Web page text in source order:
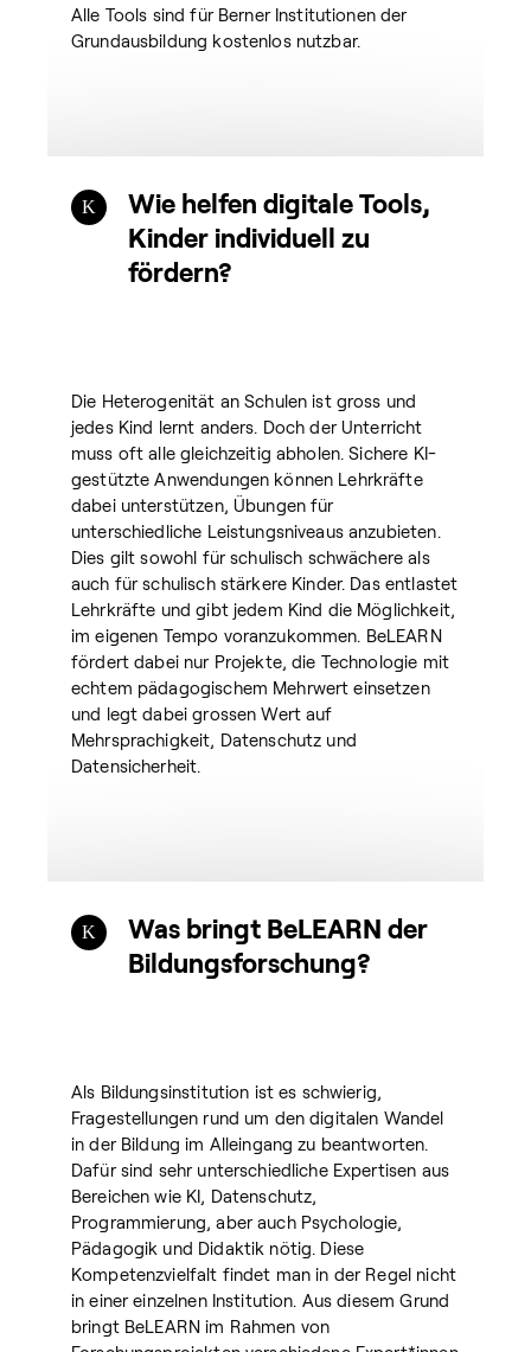
Alle Tools sind für Berner Institutionen der
Grundausbildung kostenlos nutzbar.
Wie helfen digitale Tools,
Kinder individuell zu
fördern?
Die Heterogenität an Schulen ist gross und
jedes Kind lernt anders. Doch der Unterricht
muss oft alle gleichzeitig abholen. Sichere KI-
gestützte Anwendungen können Lehrkräfte
dabei unterstützen, Übungen für
unterschiedliche Leistungsniveaus anzubieten.
Dies gilt sowohl für schulisch schwächere als
auch für schulisch stärkere Kinder. Das entlastet
Lehrkräfte und gibt jedem Kind die Möglichkeit,
im eigenen Tempo voranzukommen. BeLEARN
fördert dabei nur Projekte, die Technologie mit
echtem pädagogischem Mehrwert einsetzen
und legt dabei grossen Wert auf
Mehrsprachigkeit, Datenschutz und
Datensicherheit.
Was bringt BeLEARN der
Bildungsforschung?
Als Bildungsinstitution ist es schwierig,
Fragestellungen rund um den digitalen Wandel
in der Bildung im Alleingang zu beantworten.
Dafür sind sehr unterschiedliche Expertisen aus
Bereichen wie KI, Datenschutz,
Programmierung, aber auch Psychologie,
Pädagogik und Didaktik nötig. Diese
Kompetenzvielfalt findet man in der Regel nicht
in einer einzelnen Institution. Aus diesem Grund
bringt BeLEARN im Rahmen von